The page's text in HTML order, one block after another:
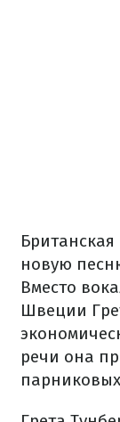
новую
Вместо
Швеции
речи она